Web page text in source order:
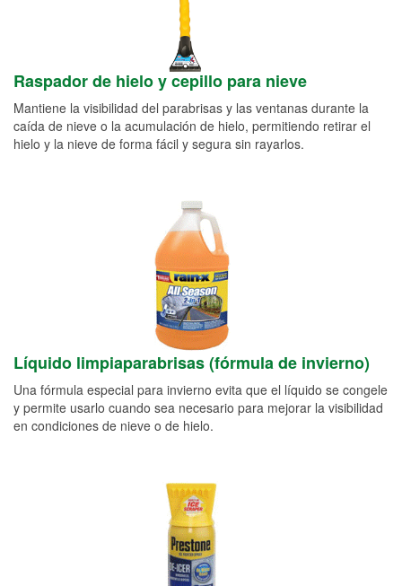
Raspador de hielo y cepillo para nieve
Mantiene la visibilidad del parabrisas y las ventanas durante la
caída de nieve o la acumulación de hielo, permitiendo retirar el
hielo y la nieve de forma fácil y segura sin rayarlos.
Líquido limpiaparabrisas (fórmula de invierno)
Una fórmula especial para invierno evita que el líquido se congele
y permite usarlo cuando sea necesario para mejorar la visibilidad
en condiciones de nieve o de hielo.